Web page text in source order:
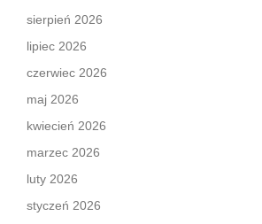
sierpień 2026
lipiec 2026
czerwiec 2026
maj 2026
kwiecień 2026
marzec 2026
luty 2026
styczeń 2026